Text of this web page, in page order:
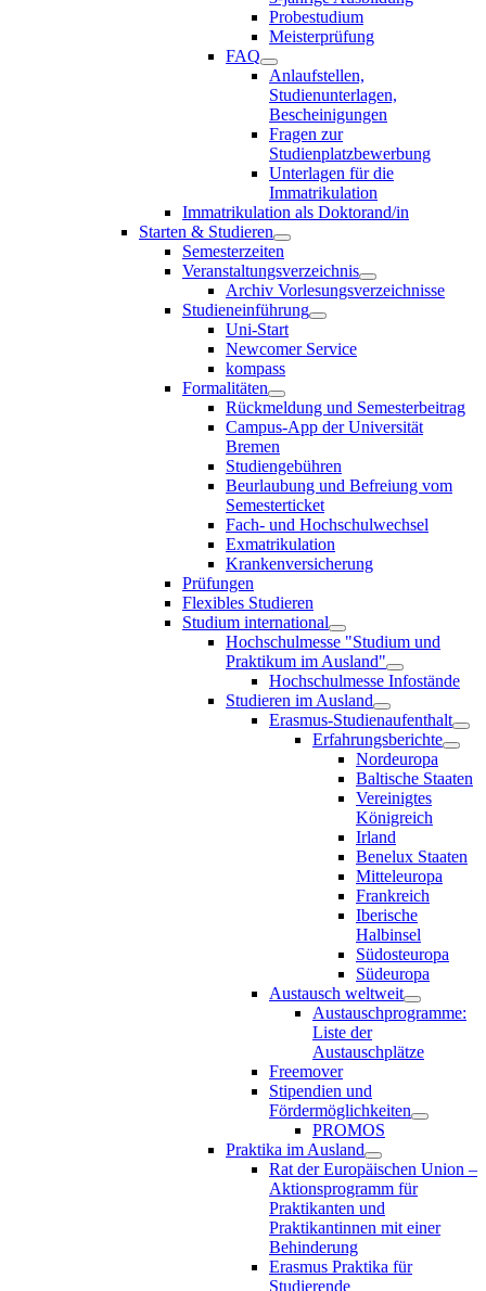
Probestudium
Meisterprüfung
FAQ
Anlaufstellen,
Studienunterlagen,
Bescheinigungen
Fragen zur
Studienplatzbewerbung
Unterlagen für die
Immatrikulation
Immatrikulation als Doktorand/in
Starten & Studieren
Semesterzeiten
Veranstaltungsverzeichnis
Archiv Vorlesungsverzeichnisse
Studieneinführung
Uni-Start
Newcomer Service
kompass
Formalitäten
Rückmeldung und Semesterbeitrag
Campus-App der Universität
Bremen
Studiengebühren
Beurlaubung und Befreiung vom
Semesterticket
Fach- und Hochschulwechsel
Exmatrikulation
Krankenversicherung
Prüfungen
Flexibles Studieren
Studium international
Hochschulmesse "Studium und
Praktikum im Ausland"
Hochschulmesse Infostände
Studieren im Ausland
Erasmus-Studienaufenthalt
Erfahrungsberichte
Nordeuropa
Baltische Staaten
Vereinigtes
Königreich
Irland
Benelux Staaten
Mitteleuropa
Frankreich
Iberische
Halbinsel
Südosteuropa
Südeuropa
Austausch weltweit
Austauschprogramme:
Liste der
Austauschplätze
Freemover
Stipendien und
Fördermöglichkeiten
PROMOS
Praktika im Ausland
Rat der Europäischen Union –
Aktionsprogramm für
Praktikanten und
Praktikantinnen mit einer
Behinderung
Erasmus Praktika für
Studierende